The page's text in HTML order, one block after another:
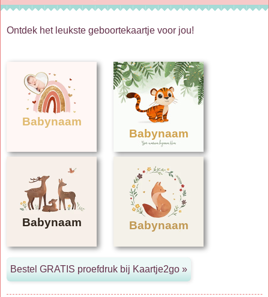
Ontdek het leukste geboortekaartje voor jou!
Babynaam
Babynaam
Babynaam Babynaam